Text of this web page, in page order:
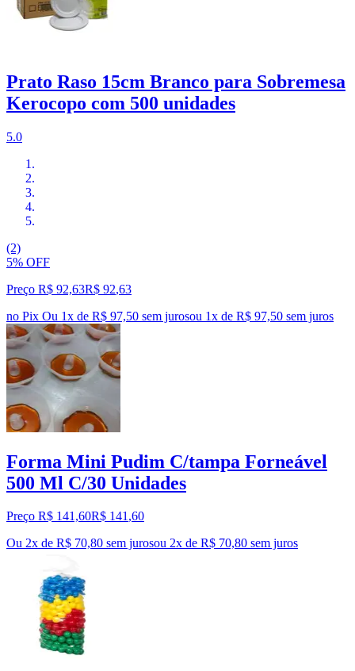
Prato Raso 15cm Branco para Sobremesa
Kerocopo com 500 unidades
5.0
(2)
5% OFF
Preço R$ 92,63R$ 92,63
no Pix Ou 1x de R$ 97,50 sem jurosou 1x de R$ 97,50 sem juros
Forma Mini Pudim C/tampa Forneável
500 Ml C/30 Unidades
Preço R$ 141,60R$ 141,60
Ou 2x de R$ 70,80 sem jurosou 2x de R$ 70,80 sem juros